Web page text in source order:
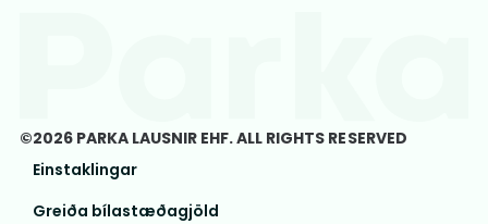
©2026 PARKA LAUSNIR EHF. ALL RIGHTS RESERVED
Einstaklingar
Greiða bílastæðagjöld